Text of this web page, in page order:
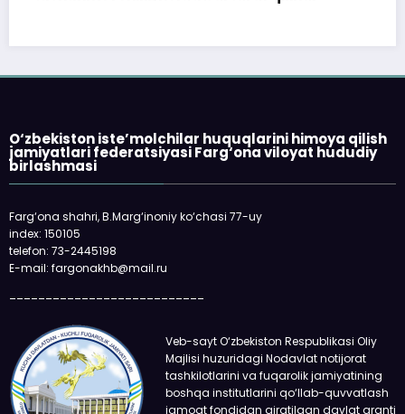
O‘zbekiston iste’molchilar huquqlarini himoya qilish
jamiyatlari federatsiyasi Farg‘ona viloyat hududiy
birlashmasi
Farg‘ona shahri, B.Marg‘inoniy ko‘chasi 77-uy
index: 150105
telefon: 73-2445198
E-mail: fargonakhb@mail.ru
Veb-sayt O‘zbekiston Respublikasi Oliy
Majlisi huzuridagi Nodavlat notijorat
tashkilotlarini va fuqarolik jamiyatining
boshqa institutlarini qo‘llab-quvvatlash
jamoat fondidan ajratilgan davlat granti